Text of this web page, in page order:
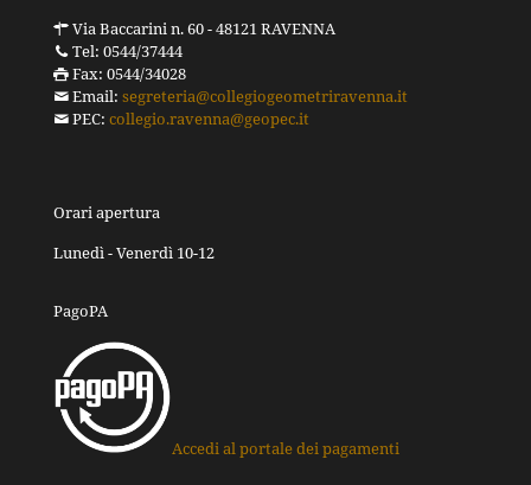
Via Baccarini n. 60 - 48121 RAVENNA
Tel: 0544/37444
Fax: 0544/34028
Email: segreteria@collegiogeometriravenna.it
PEC: collegio.ravenna@geopec.it
Orari apertura
Lunedì - Venerdì 10-12
PagoPA
Accedi al portale dei pagamenti